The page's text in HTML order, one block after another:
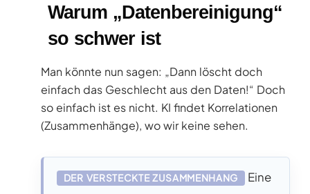
Warum „Datenbereinigung“
so schwer ist
Man könnte nun sagen: „Dann löscht doch
einfach das Geschlecht aus den Daten!“ Doch
so einfach ist es nicht. KI findet Korrelationen
(Zusammenhänge), wo wir keine sehen.
DER VERSTECKTE ZUSAMMENHANG
Eine